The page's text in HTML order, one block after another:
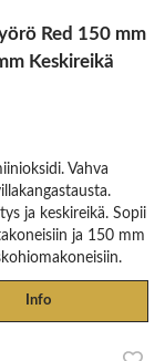
Red 150 mm
Keskireikä
Vahva
ja keskireikä. Sopii
ja 150 mm
Info